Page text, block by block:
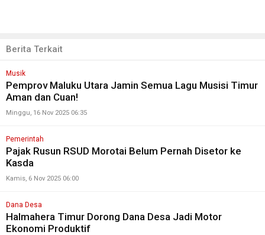
Berita Terkait
Musik
Pemprov Maluku Utara Jamin Semua Lagu Musisi Timur
Aman dan Cuan!
Minggu, 16 Nov 2025 06:35
Pemerintah
Pajak Rusun RSUD Morotai Belum Pernah Disetor ke
Kasda
Kamis, 6 Nov 2025 06:00
Dana Desa
Halmahera Timur Dorong Dana Desa Jadi Motor
Ekonomi Produktif